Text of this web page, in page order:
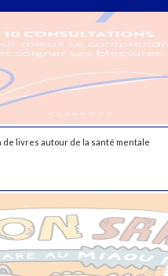
livres autour de la santé mentale